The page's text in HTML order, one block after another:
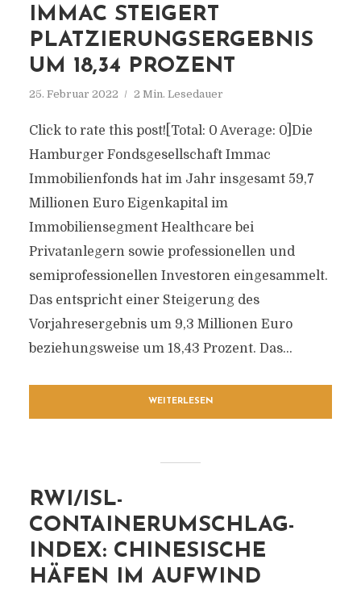
IMMAC STEIGERT
PLATZIERUNGSERGEBNIS
UM 18,34 PROZENT
25. Februar 2022 2 Min. Lesedauer
Click to rate this post![Total: 0 Average: 0]Die
Hamburger Fondsgesellschaft Immac
Immobilienfonds hat im Jahr insgesamt 59,7
Millionen Euro Eigenkapital im
Immobiliensegment Healthcare bei
Privatanlegern sowie professionellen und
semiprofessionellen Investoren eingesammelt.
Das entspricht einer Steigerung des
Vorjahresergebnis um 9,3 Millionen Euro
beziehungsweise um 18,43 Prozent. Das...
WEITERLESEN
RWI/ISL-
CONTAINERUMSCHLAG-
INDEX: CHINESISCHE
HÄFEN IM AUFWIND